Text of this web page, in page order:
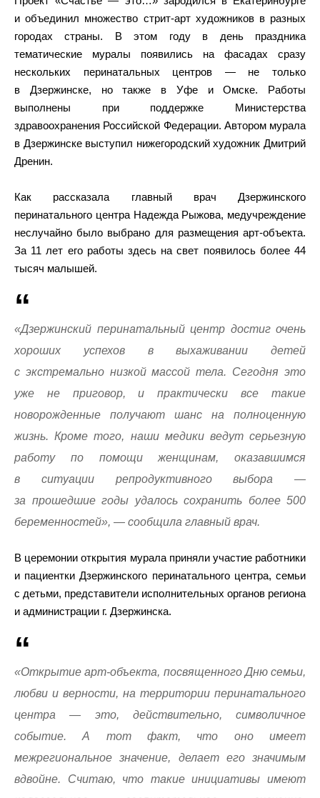
и объединил множество стрит-арт художников в разных
городах страны. В этом году в день праздника
тематические муралы появились на фасадах сразу
нескольких перинатальных центров — не только
в Дзержинске, но также в Уфе и Омске. Работы
выполнены при поддержке Министерства
здравоохранения Российской Федерации. Автором мурала
в Дзержинске выступил нижегородский художник Дмитрий
Дренин.
Как рассказала главный врач Дзержинского
перинатального центра Надежда Рыжова, медучреждение
неслучайно было выбрано для размещения арт-объекта.
За 11 лет его работы здесь на свет появилось более 44
тысяч малышей.
«Дзержинский перинатальный центр достиг очень
хороших успехов в выхаживании детей
с экстремально низкой массой тела. Сегодня это
уже не приговор, и практически все такие
новорожденные получают шанс на полноценную
жизнь. Кроме того, наши медики ведут серьезную
работу по помощи женщинам, оказавшимся
в ситуации репродуктивного выбора —
за прошедшие годы удалось сохранить более 500
беременностей», — сообщила главный врач.
В церемонии открытия мурала приняли участие работники
и пациентки Дзержинского перинатального центра, семьи
с детьми, представители исполнительных органов региона
и администрации г. Дзержинска.
«Открытие арт-объекта, посвященного Дню семьи,
любви и верности, на территории перинатального
центра — это, действительно, символичное
событие. А тот факт, что оно имеет
межрегиональное значение, делает его значимым
вдвойне. Считаю, что такие инициативы имеют